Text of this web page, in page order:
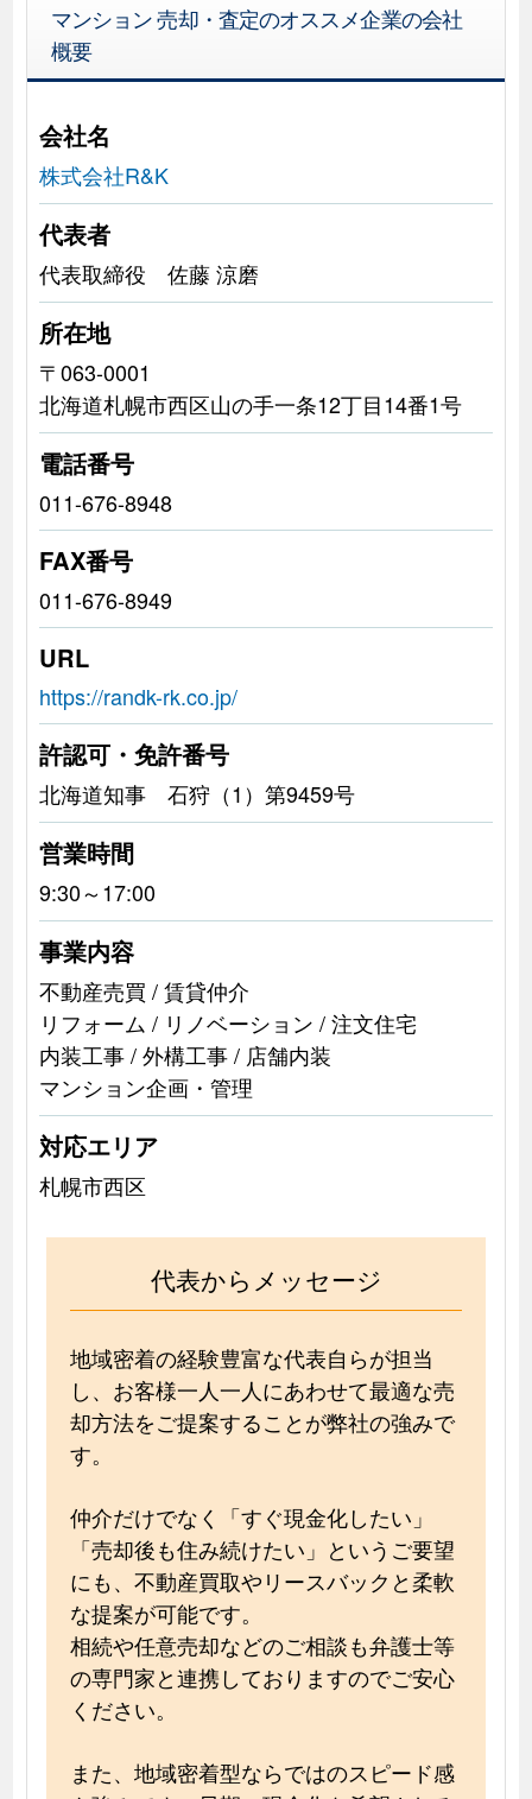
マンション 売却・査定のオススメ企業の会社
概要
会社名
株式会社R&K
代表者
代表取締役 佐藤 涼磨
所在地
〒063-0001
北海道札幌市西区山の手一条12丁目14番1号
電話番号
011-676-8948
FAX番号
011-676-8949
URL
https://randk-rk.co.jp/
許認可・免許番号
北海道知事 石狩（1）第9459号
営業時間
9:30～17:00
事業内容
不動産売買 / 賃貸仲介
リフォーム / リノベーション / 注文住宅
内装工事 / 外構工事 / 店舗内装
マンション企画・管理
対応エリア
札幌市西区
代表からメッセージ
地域密着の経験豊富な代表自らが担当
し、お客様一人一人にあわせて最適な売
却方法をご提案することが弊社の強みで
す。
仲介だけでなく「すぐ現金化したい」
「売却後も住み続けたい」というご要望
にも、不動産買取やリースバックと柔軟
な提案が可能です。
相続や任意売却などのご相談も弁護士等
の専門家と連携しておりますのでご安心
ください。
また、地域密着型ならではのスピード感